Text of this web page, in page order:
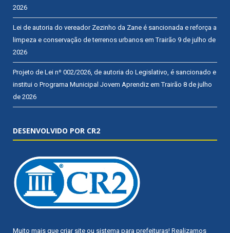
2026
Lei de autoria do vereador Zezinho da Zane é sancionada e reforça a
limpeza e conservação de terrenos urbanos em Trairão 9 de julho de
2026
Projeto de Lei nº 002/2026, de autoria do Legislativo, é sancionado e
institui o Programa Municipal Jovem Aprendiz em Trairão 8 de julho
de 2026
DESENVOLVIDO POR CR2
Muito mais que criar site ou sistema para prefeituras! Realizamos